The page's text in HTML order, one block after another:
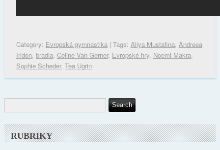
Category: Evropská gymnastika| Tags: Aliya Mustafina, Andreea
Iridon, bradla, Celine Van Gerner, Evropské hry, Noemi Makra,
Sophie Scheder, Tea Ugrin
RUBRIKY